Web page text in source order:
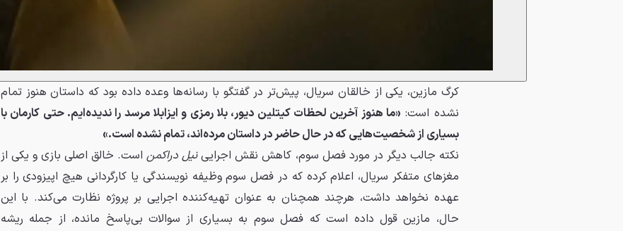
کرگ مازین، یکی از خالقان سریال، پیش‌تر در گفتگو با رسانه‌ها وعده داده بود که داستان هنوز تمام
نشده است: «ما هنوز آخرین لحظات کیتلین دیور، بلا رمزی و ایزابلا مرسد را ندیده‌ایم. حتی کارمان با
بسیاری از شخصیت‌هایی که در حال حاضر در داستان مرده‌اند، تمام نشده است.»
نکته جالب دیگر در مورد فصل سوم، کاهش نقش اجرایینیل دراکمناست. خالق اصلی بازی و یکی از
مغزهای متفکر سریال، اعلام کرده که در فصل سوم وظیفه نویسندگی یا کارگردانی هیچ اپیزودی را بر
عهده نخواهد داشت، هرچند همچنان به عنوان تهیه‌کننده اجرایی بر پروژه نظارت می‌کند. با این
حال، مازین قول داده است که فصل سوم به بسیاری از سوالات بی‌پاسخ مانده، از جمله ریشه